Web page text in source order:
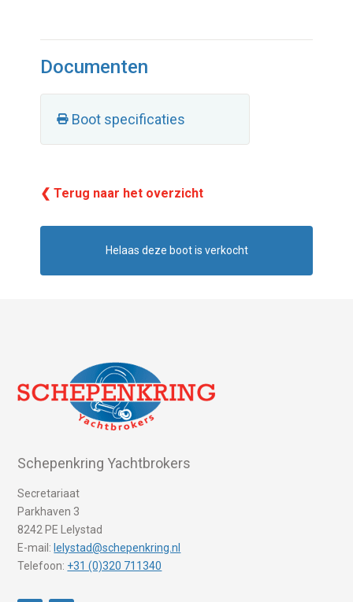
Documenten
Boot specificaties
❮ Terug naar het overzicht
Helaas deze boot is verkocht
Schepenkring Yachtbrokers
Secretariaat
Parkhaven 3
8242 PE Lelystad
E-mail: lelystad@schepenkring.nl
Telefoon: +31 (0)320 711340